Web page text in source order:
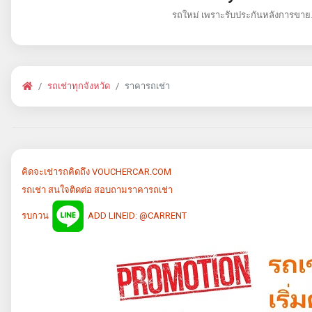
รถใหม่ เพราะรับประกันหลังการขาย.
รถเช่าทุกจังหวัด ราคารถเช่า
คิดจะเช่ารถคิดถึง VOUCHERCAR.COM
รถเช่า สนใจติดต่อ สอบถามราคารถเช่า
รบกวน ADD LINEID: @CARRENT